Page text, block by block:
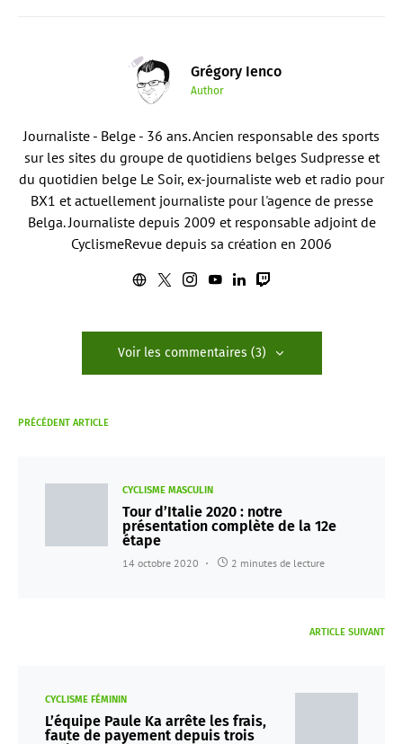
Grégory Ienco
Author
Journaliste - Belge - 36 ans. Ancien responsable des sports
sur les sites du groupe de quotidiens belges Sudpresse et
du quotidien belge Le Soir, ex-journaliste web et radio pour
BX1 et actuellement journaliste pour l'agence de presse
Belga. Journaliste depuis 2009 et responsable adjoint de
CyclismeRevue depuis sa création en 2006
Voir les commentaires (3)
PRÉCÉDENT ARTICLE
CYCLISME MASCULIN
Tour d’Italie 2020 : notre
présentation complète de la 12e
étape
14 octobre 2020 2 minutes de lecture
ARTICLE SUIVANT
CYCLISME FÉMININ
L’équipe Paule Ka arrête les frais,
faute de payement depuis trois